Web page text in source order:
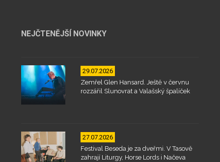
NEJČTENĚJŠÍ NOVINKY
29.07.2026
Zemřel Glen Hansard. Ještě v červnu
rozzářil Slunovrat a Valašský špalíček
27.07.2026
Festival Beseda je za dveřmi. V Tasově
zahrají Liturgy, Horse Lords i Načeva